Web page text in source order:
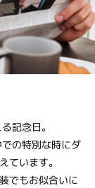
記念日。
の特別な時にダ
ています。
でもお似合いに